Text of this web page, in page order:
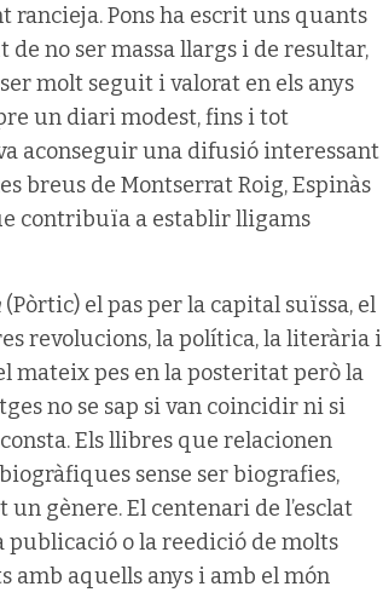
rancieja. Pons ha escrit uns quants
no ser massa llargs i de resultar,
molt seguit i valorat en els anys
un diari modest, fins i tot
aconseguir una difusió interessant
breus de Montserrat Roig, Espinàs
contribuïa a establir lligams
(Pòrtic) el pas per la capital suïssa, el
revolucions, la política, la literària i
mateix pes en la posteritat però la
no se sap si van coincidir ni si
Els llibres que relacionen
sense ser biografies,
gènere. El centenari de l’esclat
publicació o la reedició de molts
amb aquells anys i amb el món